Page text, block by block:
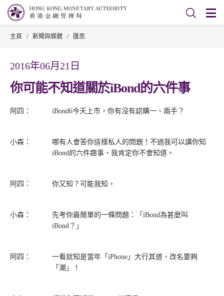
主頁 / 新聞與媒體 / 匯思
2016年06月21日
你可能不知道關於iBond的六件事
阿四： iBond6今天上市，你有沒有認購一、兩手？
小森：
哪有人會答你這樣私人的問題！不過我可以講你知
iBond的六件趣事，我肯定你不會知道。
阿四： 你又知？可能我知。
小森：
先考你最簡單的一條問題：「iBond為甚麼叫
iBond？」
阿四：
一看就知是當年「iPhone」大行其道，改名要夠
「潮」！